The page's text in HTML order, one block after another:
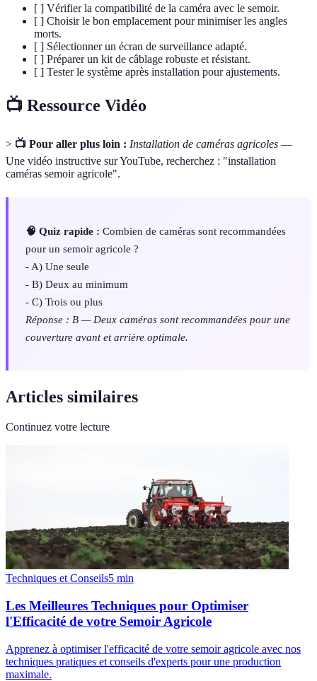
[ ] Vérifier la compatibilité de la caméra avec le semoir.
[ ] Choisir le bon emplacement pour minimiser les angles
morts.
[ ] Sélectionner un écran de surveillance adapté.
[ ] Préparer un kit de câblage robuste et résistant.
[ ] Tester le système après installation pour ajustements.
📺 Ressource Vidéo
> 📺 Pour aller plus loin : Installation de caméras agricoles —
Une vidéo instructive sur YouTube, recherchez : "installation
caméras semoir agricole".
🧠 Quiz rapide : Combien de caméras sont recommandées
pour un semoir agricole ?
- A) Une seule
- B) Deux au minimum
- C) Trois ou plus
Réponse : B — Deux caméras sont recommandées pour une
couverture avant et arrière optimale.
Articles similaires
Continuez votre lecture
Techniques et Conseils5 min
Les Meilleures Techniques pour Optimiser
l'Efficacité de votre Semoir Agricole
Apprenez à optimiser l'efficacité de votre semoir agricole avec nos
techniques pratiques et conseils d'experts pour une production
maximale.